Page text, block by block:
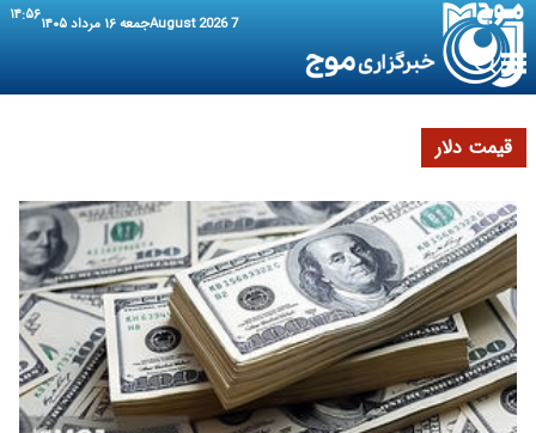
7 August 2026 جمعه ۱۶ مرداد ۱۴۰۵ ۱۴:۵۶
قیمت دلار